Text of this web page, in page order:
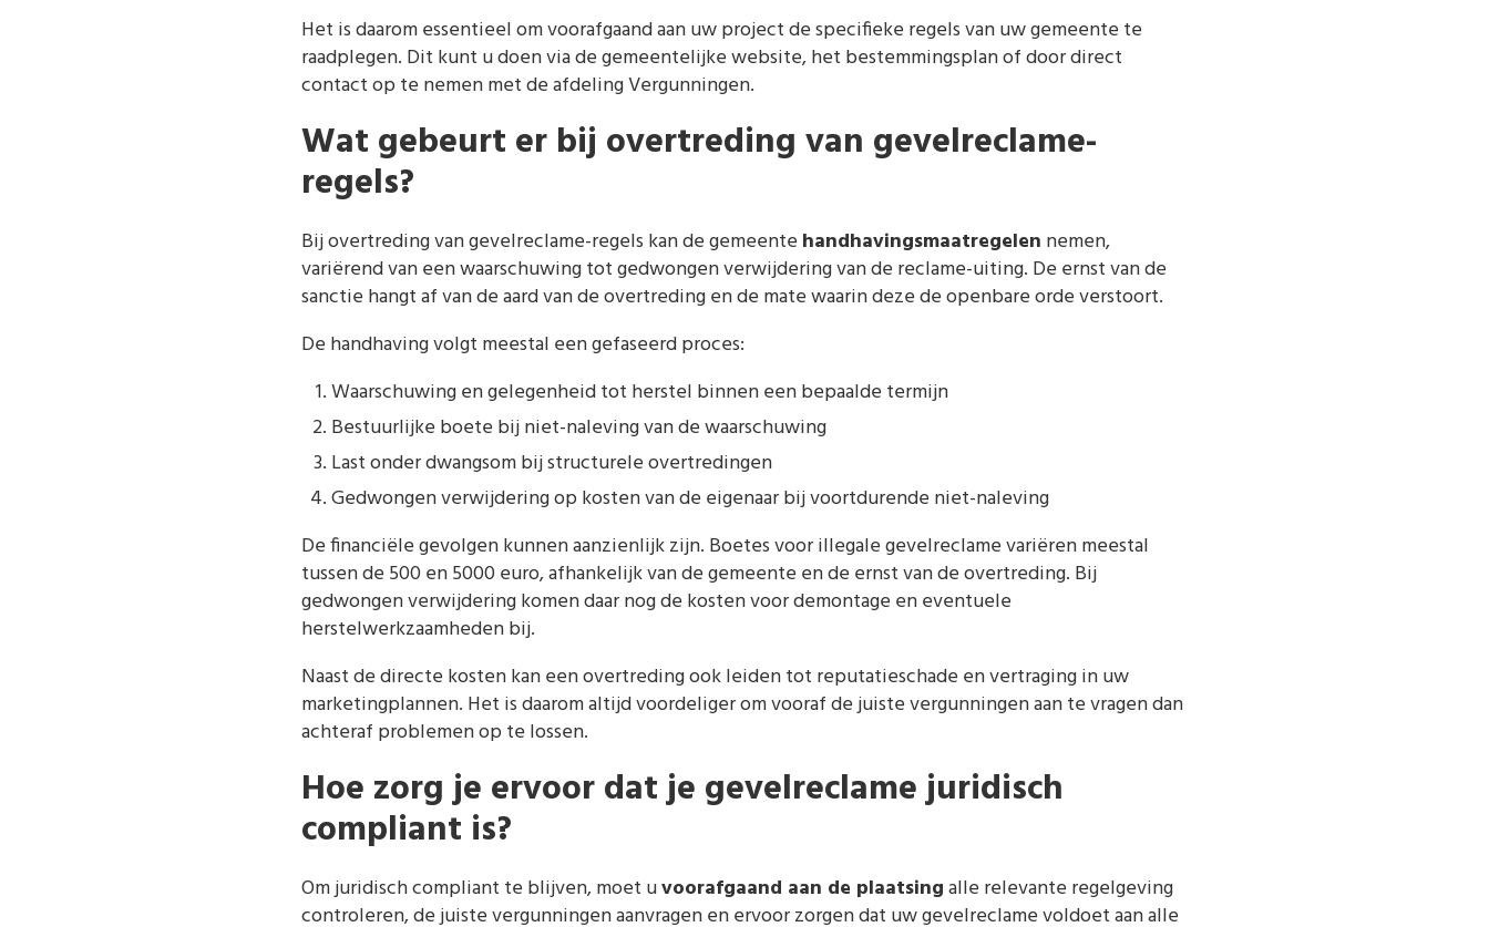
Het is daarom essentieel om voorafgaand aan uw project de specifieke regels van uw gemeente te
raadplegen. Dit kunt u doen via de gemeentelijke website, het bestemmingsplan of door direct
contact op te nemen met de afdeling Vergunningen.
Wat gebeurt er bij overtreding van gevelreclame-
regels?
Bij overtreding van gevelreclame-regels kan de gemeente handhavingsmaatregelen nemen,
variërend van een waarschuwing tot gedwongen verwijdering van de reclame-uiting. De ernst van de
sanctie hangt af van de aard van de overtreding en de mate waarin deze de openbare orde verstoort.
De handhaving volgt meestal een gefaseerd proces:
Waarschuwing en gelegenheid tot herstel binnen een bepaalde termijn
Bestuurlijke boete bij niet-naleving van de waarschuwing
Last onder dwangsom bij structurele overtredingen
Gedwongen verwijdering op kosten van de eigenaar bij voortdurende niet-naleving
De financiële gevolgen kunnen aanzienlijk zijn. Boetes voor illegale gevelreclame variëren meestal
tussen de 500 en 5000 euro, afhankelijk van de gemeente en de ernst van de overtreding. Bij
gedwongen verwijdering komen daar nog de kosten voor demontage en eventuele
herstelwerkzaamheden bij.
Naast de directe kosten kan een overtreding ook leiden tot reputatieschade en vertraging in uw
marketingplannen. Het is daarom altijd voordeliger om vooraf de juiste vergunningen aan te vragen dan
achteraf problemen op te lossen.
Hoe zorg je ervoor dat je gevelreclame juridisch
compliant is?
Om juridisch compliant te blijven, moet uvoorafgaand aan de plaatsingalle relevante regelgeving
controleren, de juiste vergunningen aanvragen en ervoor zorgen dat uw gevelreclame voldoet aan alle